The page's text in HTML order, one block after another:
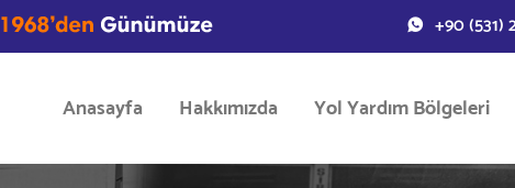
+90 (531)
Anasayfa Hakkımızda Yol Yardım Bölgeleri